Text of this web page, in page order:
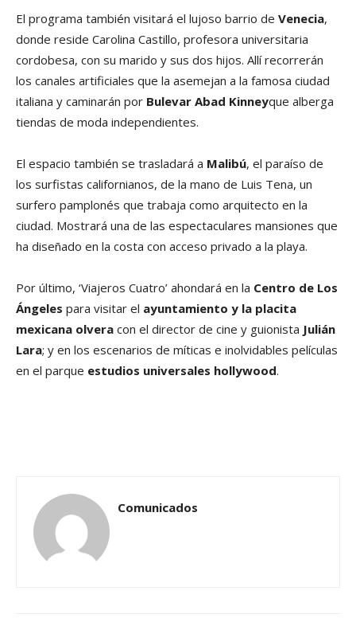
El programa también visitará el lujoso barrio de Venecia,
donde reside Carolina Castillo, profesora universitaria
cordobesa, con su marido y sus dos hijos. Allí recorrerán
los canales artificiales que la asemejan a la famosa ciudad
italiana y caminarán por Bulevar Abad Kinneyque alberga
tiendas de moda independientes.
El espacio también se trasladará a Malibú, el paraíso de
los surfistas californianos, de la mano de Luis Tena, un
surfero pamplonés que trabaja como arquitecto en la
ciudad. Mostrará una de las espectaculares mansiones que
ha diseñado en la costa con acceso privado a la playa.
Por último, ‘Viajeros Cuatro’ ahondará en la Centro de Los
Ángeles para visitar el ayuntamiento y la placita
mexicana olvera con el director de cine y guionista Julián
Lara; y en los escenarios de míticas e inolvidables películas
en el parque estudios universales hollywood.
Comunicados